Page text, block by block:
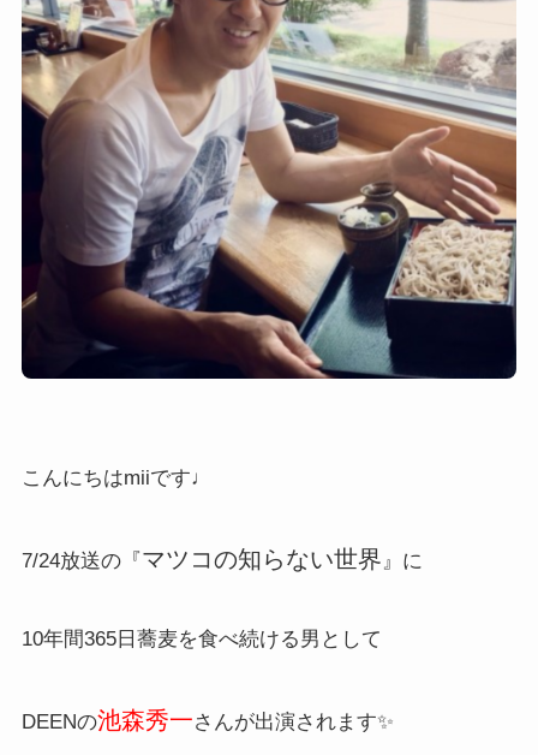
こんにちはmiiです♩
7/24放送の『マツコの知らない世界 』に
10年間365日蕎麦を食べ続ける男として
DEENの池森秀一さんが出演されます✨